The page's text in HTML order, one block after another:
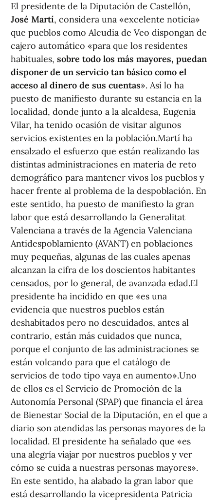
El presidente de la Diputación de Castellón,
José Martí, considera una «excelente noticia»
que pueblos como Alcudia de Veo dispongan de
cajero automático «para que los residentes
habituales, sobre todo los más mayores, puedan
disponer de un servicio tan básico como el
acceso al dinero de sus cuentas». Así lo ha
puesto de manifiesto durante su estancia en la
localidad, donde junto a la alcaldesa, Eugenia
Vilar, ha tenido ocasión de visitar algunos
servicios existentes en la población.Martí ha
ensalzado el esfuerzo que están realizando las
distintas administraciones en materia de reto
demográfico para mantener vivos los pueblos y
hacer frente al problema de la despoblación. En
este sentido, ha puesto de manifiesto la gran
labor que está desarrollando la Generalitat
Valenciana a través de la Agencia Valenciana
Antidespoblamiento (AVANT) en poblaciones
muy pequeñas, algunas de las cuales apenas
alcanzan la cifra de los doscientos habitantes
censados, por lo general, de avanzada edad.El
presidente ha incidido en que «es una
evidencia que nuestros pueblos están
deshabitados pero no descuidados, antes al
contrario, están más cuidados que nunca,
porque el conjunto de las administraciones se
están volcando para que el catálogo de
servicios de todo tipo vaya en aumento».Uno
de ellos es el Servicio de Promoción de la
Autonomía Personal (SPAP) que financia el área
de Bienestar Social de la Diputación, en el que a
diario son atendidas las personas mayores de la
localidad. El presidente ha señalado que «es
una alegría viajar por nuestros pueblos y ver
cómo se cuida a nuestras personas mayores».
En este sentido, ha alabado la gran labor que
está desarrollando la vicepresidenta Patricia